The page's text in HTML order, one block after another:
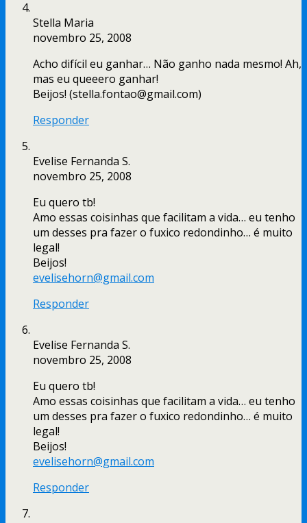
Stella Maria
novembro 25, 2008
Acho difícil eu ganhar… Não ganho nada mesmo! Ah,
mas eu queeero ganhar!
Beijos! (stella.fontao@gmail.com)
Responder
Evelise Fernanda S.
novembro 25, 2008
Eu quero tb!
Amo essas coisinhas que facilitam a vida… eu tenho
um desses pra fazer o fuxico redondinho… é muito
legal!
Beijos!
evelisehorn@gmail.com
Responder
Evelise Fernanda S.
novembro 25, 2008
Eu quero tb!
Amo essas coisinhas que facilitam a vida… eu tenho
um desses pra fazer o fuxico redondinho… é muito
legal!
Beijos!
evelisehorn@gmail.com
Responder